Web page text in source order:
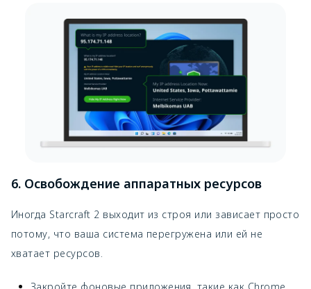
6. Освобождение аппаратных ресурсов
Иногда Starcraft 2 выходит из строя или зависает просто
потому, что ваша система перегружена или ей не
хватает ресурсов.